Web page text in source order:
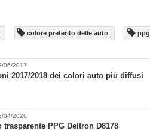
colore preferito delle auto ppg
06/2017
2017/2018 dei colori auto più diffusi
04/2026
trasparente PPG Deltron D8178